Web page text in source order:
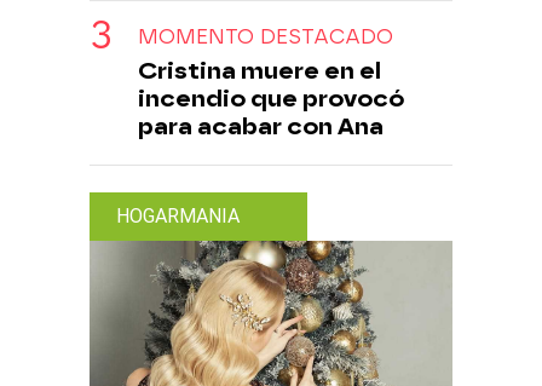
MOMENTO DESTACADO
Cristina muere en el
incendio que provocó
para acabar con Ana
HOGARMANIA